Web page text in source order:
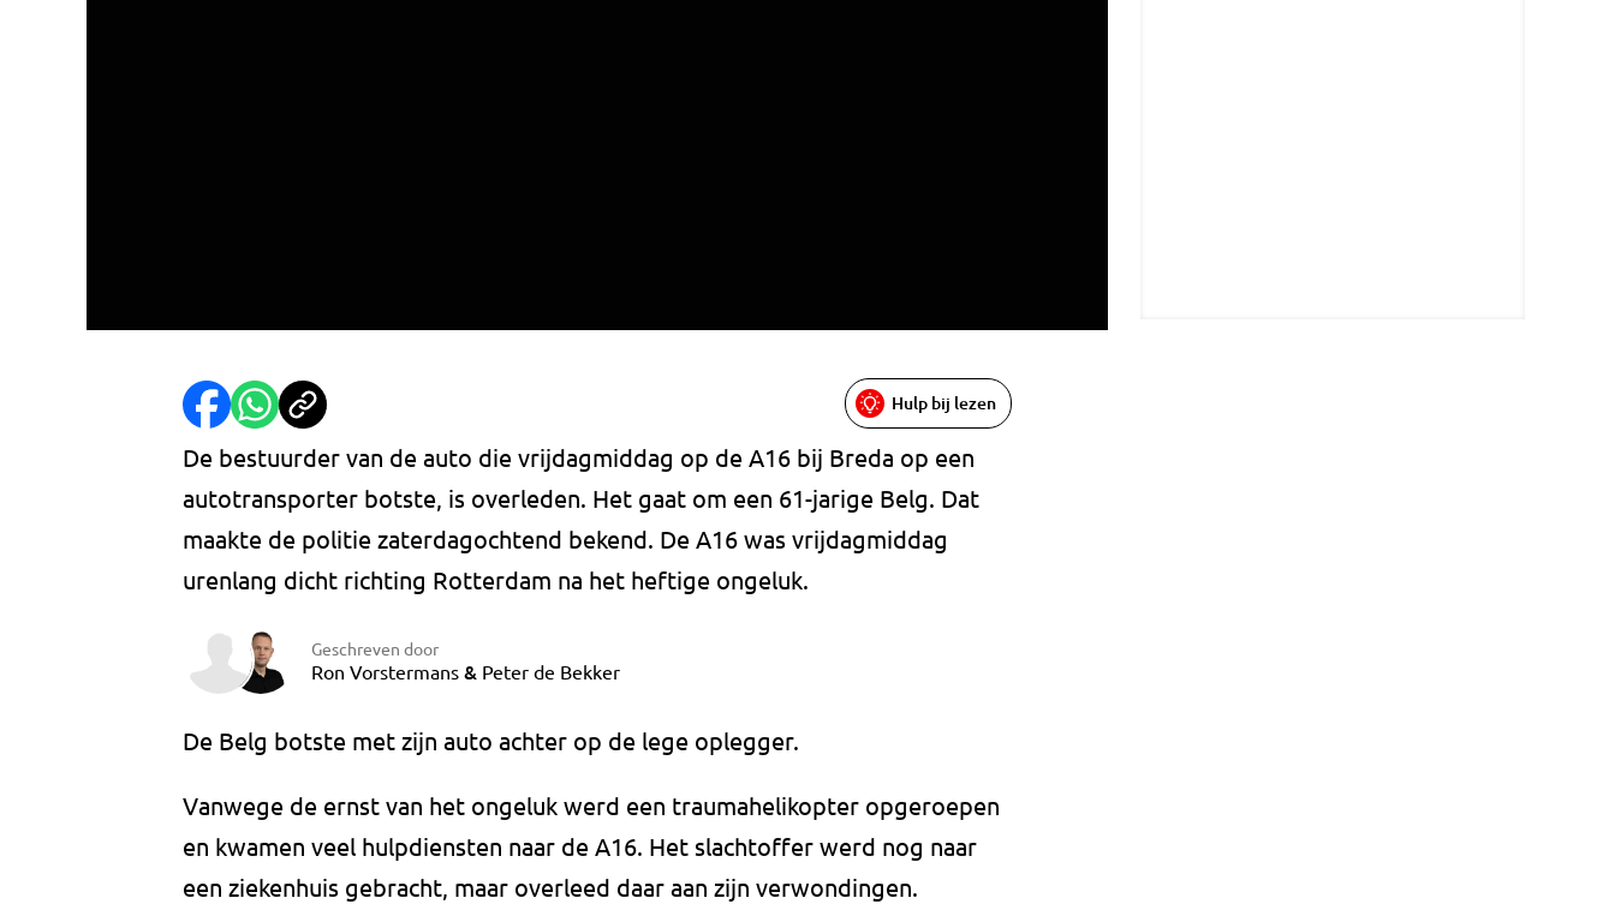
Hulp bij lezen
De bestuurder van de auto die vrijdagmiddag op de A16 bij Breda op een
autotransporter botste, is overleden. Het gaat om een 61-jarige Belg. Dat
maakte de politie zaterdagochtend bekend. De A16 was vrijdagmiddag
urenlang dicht richting Rotterdam na het heftige ongeluk.
Geschreven door
Ron Vorstermans & Peter de Bekker
De Belg botste met zijn auto achter op de lege oplegger.
Vanwege de ernst van het ongeluk werd een traumahelikopter opgeroepen
en kwamen veel hulpdiensten naar de A16. Het slachtoffer werd nog naar
een ziekenhuis gebracht, maar overleed daar aan zijn verwondingen.